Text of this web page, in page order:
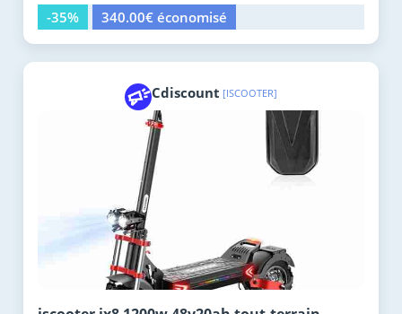
-35%
340.00€ économisé
Cdiscount [ISCOOTER]